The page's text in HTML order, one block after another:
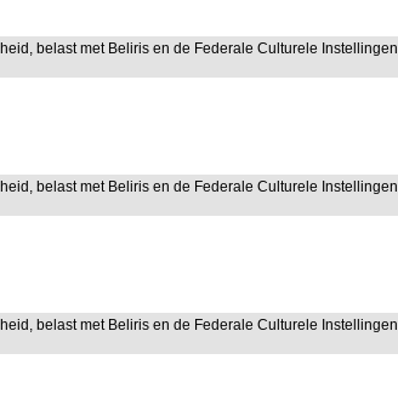
belast met Beliris en de Federale Culturele Instellingen
belast met Beliris en de Federale Culturele Instellingen
belast met Beliris en de Federale Culturele Instellingen